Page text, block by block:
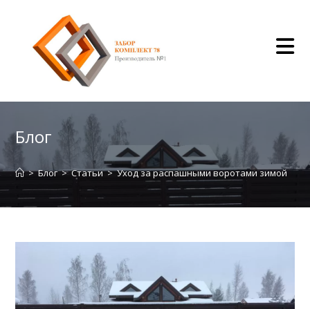
содержимому
Блог
> Блог > Статьи > Уход за распашными воротами зимой